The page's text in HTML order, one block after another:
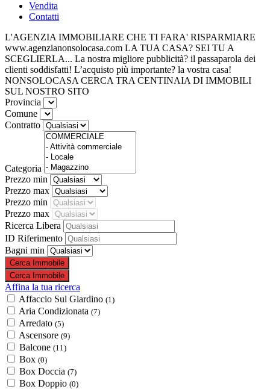
Vendita
Contatti
L'AGENZIA IMMOBILIARE CHE TI FARA' RISPARMIARE
www.agenzianonsolocasa.com LA TUA CASA? SEI TU A
SCEGLIERLA... La nostra migliore pubblicità? il passaparola dei
clienti soddisfatti! L’acquisto più importante? la vostra casa!
NONSOLOCASA CERCA TRA CENTINAIA DI IMMOBILI
SUL NOSTRO SITO
Provincia
Comune
Contratto
Categoria
Prezzo min
Prezzo max
Prezzo min
Prezzo max
Ricerca Libera
ID Riferimento
Bagni min
Affina la tua ricerca
Affaccio Sul Giardino (1)
Aria Condizionata (7)
Arredato (5)
Ascensore (9)
Balcone (11)
Box (0)
Box Doccia (7)
Box Doppio (0)